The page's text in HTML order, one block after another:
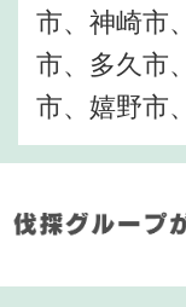
市、神崎市
市、多久市
市、嬉野市